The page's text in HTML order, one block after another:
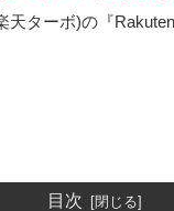
天ターボ)の『
目次